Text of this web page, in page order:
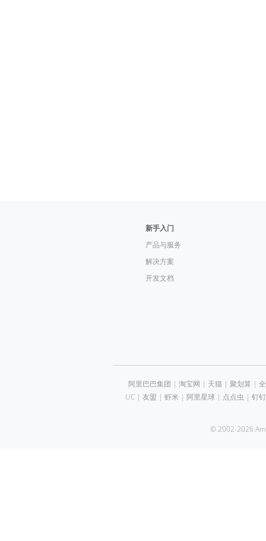
新手入门
产品与服务
解决方案
开发文档
阿里巴巴集团 | 淘宝网 | 天猫| 聚划算 |
UC| 友盟 | 虾米 | 阿里星球| 点点虫 | 钉钉
© 2002-2026